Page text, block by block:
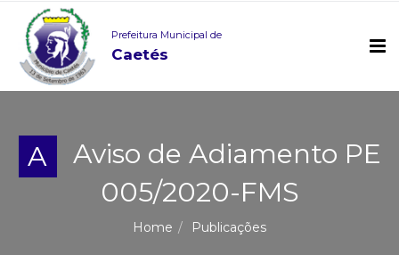
Prefeitura Municipal de
Caetés
A
Aviso de Adiamento PE
005/2020-FMS
Home Publicações